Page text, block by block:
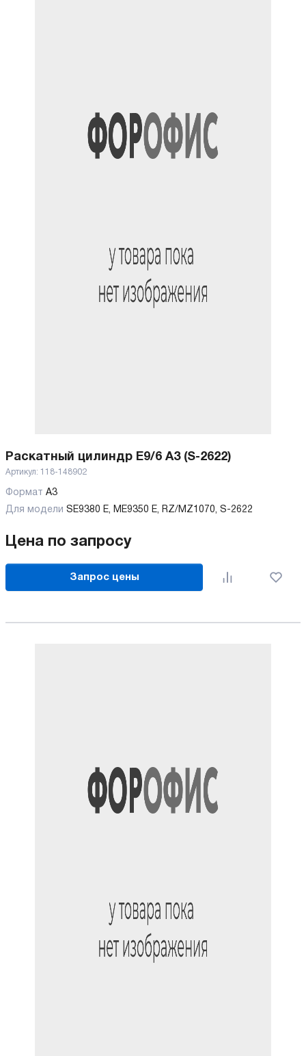
Раскатный цилиндр E9/6 А3 (S-2622)
Артикул: 118-148902
Формат А3
Для модели SE9380 E, ME9350 E, RZ/MZ1070, S-2622
Цена по запросу
Запрос цены